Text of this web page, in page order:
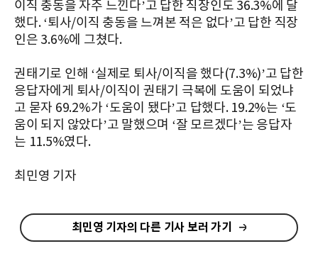
이직 충동을 자주 느낀다’고 답한 직장인도 36.3%에 달
했다. ‘퇴사/이직 충동을 느껴본 적은 없다’고 답한 직장
인은 3.6%에 그쳤다.
권태기로 인해 ‘실제로 퇴사/이직을 했다(7.3%)’고 답한
응답자에게 퇴사/이직이 권태기 극복에 도움이 되었냐
고 묻자 69.2%가 ‘도움이 됐다’고 답했다. 19.2%는 ‘도
움이 되지 않았다’고 말했으며 ‘잘 모르겠다’는 응답자
는 11.5%였다.
최민영 기자
최민영 기자의 다른 기사 보러 가기